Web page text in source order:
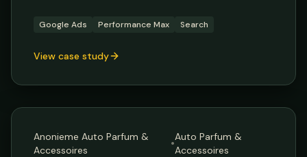
Google Ads Performance Max Search
View case study
🔒 Anonieme klant
E-commerce Brand
Anonieme Auto Parfum &
Accessoires
•Auto Parfum &
Accessoires